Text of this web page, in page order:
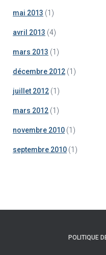
mai 2013 (1)
avril 2013 (4)
mars 2013 (1)
décembre 2012 (1)
juillet 2012 (1)
mars 2012 (1)
novembre 2010 (1)
septembre 2010 (1)
POLITIQUE